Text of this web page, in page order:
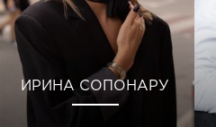
ИРИНА СОПОНАРУ